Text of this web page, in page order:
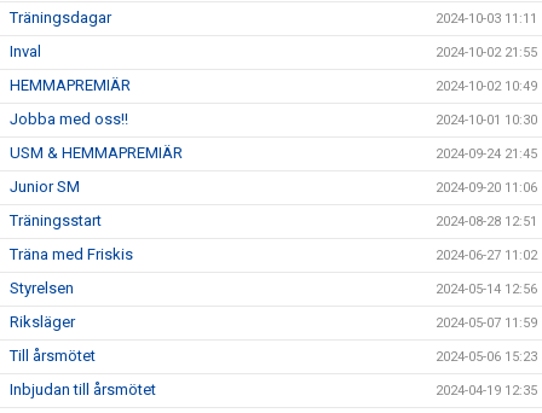
Träningsdagar 2024-10-03 11:11
Inval 2024-10-02 21:55
HEMMAPREMIÄR 2024-10-02 10:49
Jobba med oss!! 2024-10-01 10:30
USM & HEMMAPREMIÄR 2024-09-24 21:45
Junior SM 2024-09-20 11:06
Träningsstart 2024-08-28 12:51
Träna med Friskis 2024-06-27 11:02
Styrelsen 2024-05-14 12:56
Riksläger 2024-05-07 11:59
Till årsmötet 2024-05-06 15:23
Inbjudan till årsmötet 2024-04-19 12:35